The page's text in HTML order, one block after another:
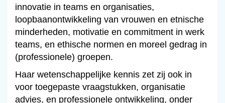
innovatie in teams en organisaties,
loopbaanontwikkeling van vrouwen en etnische
minderheden, motivatie en commitment in werk
teams, en ethische normen en moreel gedrag in
(professionele) groepen.
Haar wetenschappelijke kennis zet zij ook in
voor toegepaste vraagstukken, organisatie
advies, en professionele ontwikkeling, onder